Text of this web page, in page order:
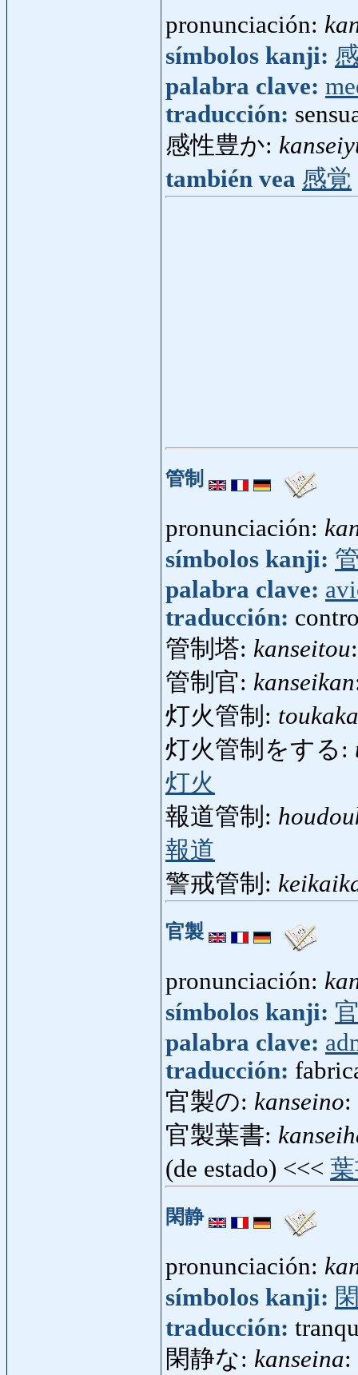
pronunciación:
símbolos kanji:
palabra clave:
traducción:
感性豊か:
también vea 感覚
管制
pronunciación:
símbolos kanji:
palabra clave:
traducción:
管制塔: kanseitou
管制官: kanseikan
灯火管制:
灯火管制をする:
灯火
報道管制:
報道
警戒管制:
官製
pronunciación:
símbolos kanji:
palabra clave:
traducción:
官製の: kanseino:
官製葉書:
(de estado) <<<
閑静
pronunciación:
símbolos kanji:
traducción:
閑静な: kanseina: